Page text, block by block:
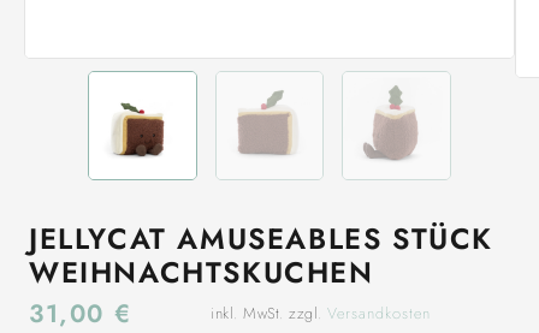
JELLYCAT AMUSEABLES STÜCK
WEIHNACHTSKUCHEN
31,00 € inkl. MwSt. zzgl.Versandkosten